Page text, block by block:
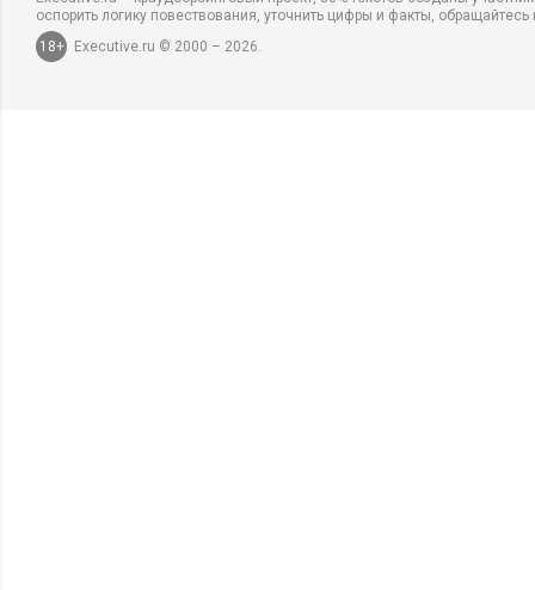
оспорить логику повествования, уточнить цифры и факты,
18+
Executive.ru © 2000 – 2026.